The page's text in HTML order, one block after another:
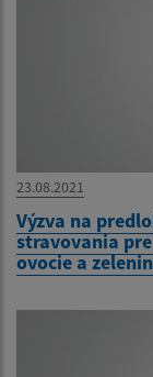
23.08.2021
Výzva na
stravovania
ovocie a